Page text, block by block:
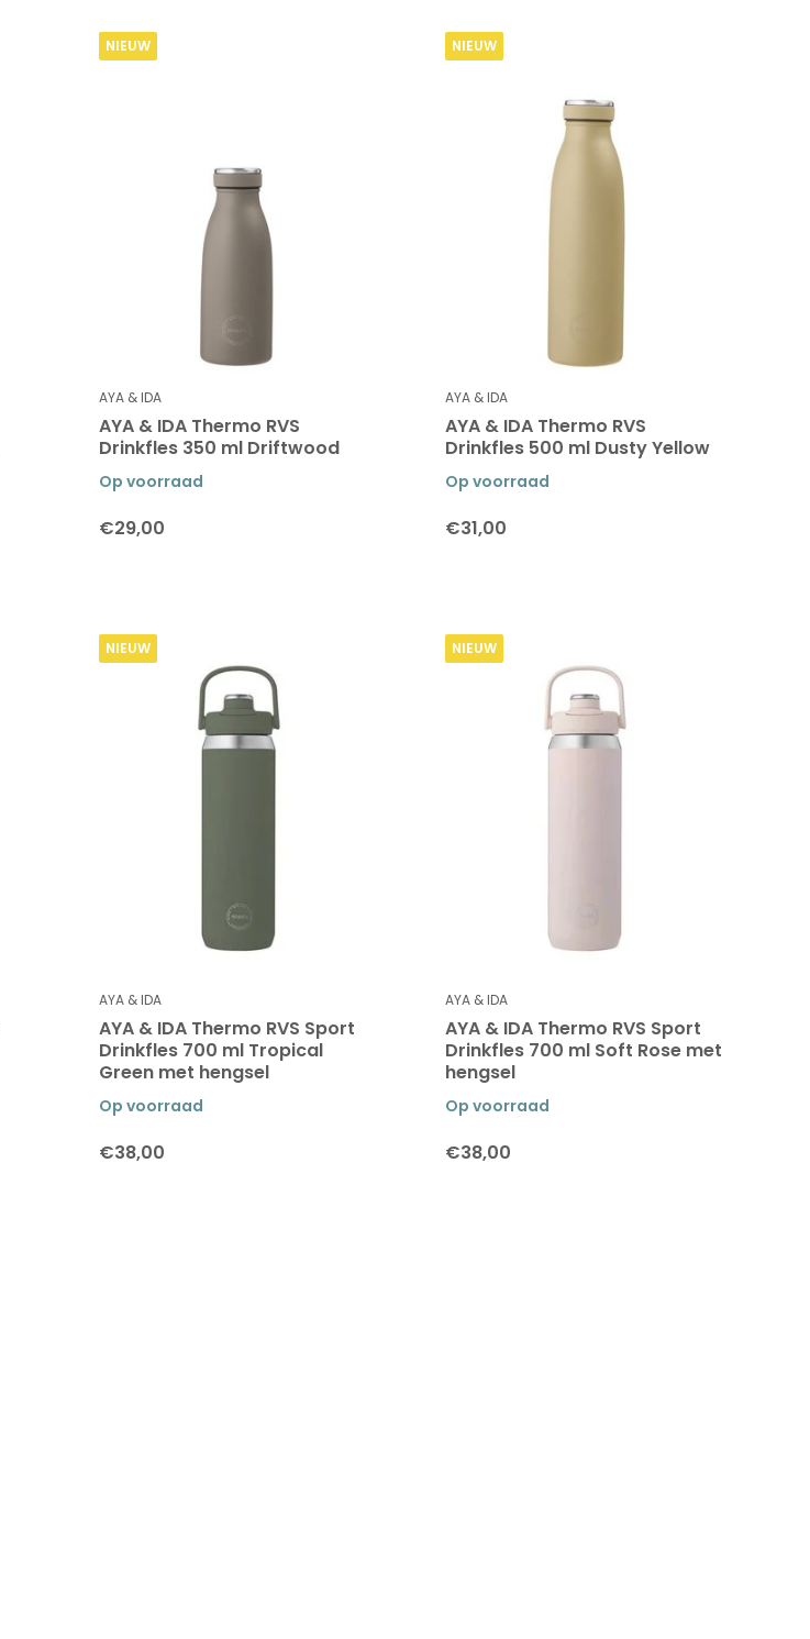
NIEUW
AYA & IDA
AYA & IDA Thermo RVS
Drinkfles 350 ml Driftwood
Op voorraad
€29,00
NIEUW
AYA & IDA
AYA & IDA Thermo RVS
Drinkfles 500 ml Dusty Yellow
Op voorraad
€31,00
NIEUW
AYA & IDA
AYA & IDA Thermo RVS Sport
Drinkfles 700 ml Tropical
Green met hengsel
Op voorraad
€38,00
NIEUW
AYA & IDA
AYA & IDA Thermo RVS Sport
Drinkfles 700 ml Soft Rose met
hengsel
Op voorraad
€38,00